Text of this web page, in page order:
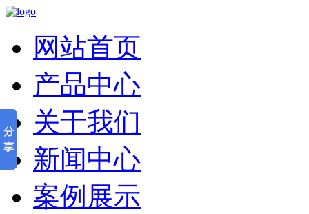
网站首页
产品中心
关于我们
新闻中心
案例展示